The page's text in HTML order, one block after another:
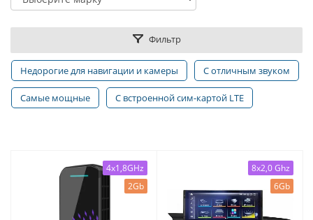
Фильтр
Недорогие для навигации и камеры С отличным звуком
Самые мощные С встроенной сим-картой LTE
4x1,8GHz
2Gb
8x2,0 Ghz
6Gb